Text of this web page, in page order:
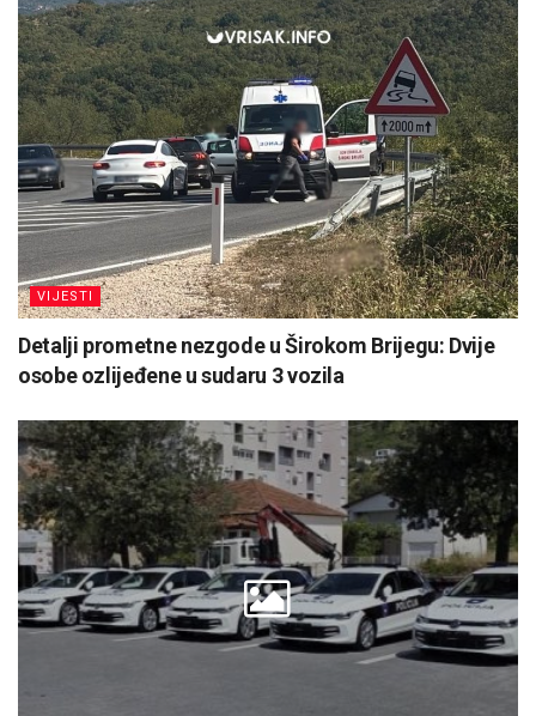
VIJESTI
Detalji prometne nezgode u Širokom Brijegu: Dvije
osobe ozlijeđene u sudaru 3 vozila